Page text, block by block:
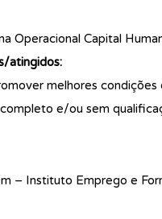
Operacional Capital
atingidos:
melhores
e/ou sem
– Instituto Emprego e